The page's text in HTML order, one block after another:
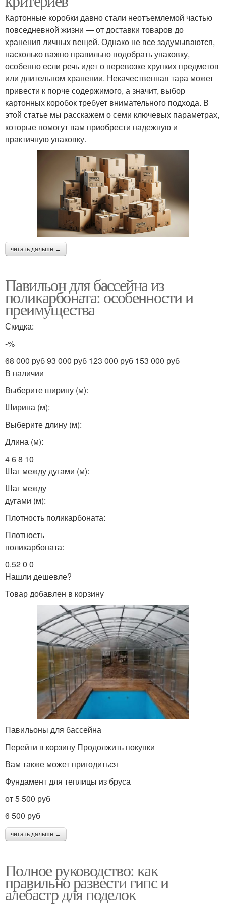
Картонные коробки давно стали неотъемлемой частью
повседневной жизни — от доставки товаров до
хранения личных вещей. Однако не все задумываются,
насколько важно правильно подобрать упаковку,
особенно если речь идет о перевозке хрупких предметов
или длительном хранении. Некачественная тара может
привести к порче содержимого, а значит, выбор
картонных коробок требует внимательного подхода. В
этой статье мы расскажем о семи ключевых параметрах,
которые помогут вам приобрести надежную и
практичную упаковку.
читать дальше →
Павильон для бассейна из
поликарбоната: особенности и
преимущества
Скидка:
-%
68 000 руб 93 000 руб 123 000 руб 153 000 руб
В наличии
Выберите ширину (м):
Ширина (м):
Выберите длину (м):
Длина (м):
4 6 8 10
Шаг между дугами (м):
Шаг между
дугами (м):
Плотность поликарбоната:
Плотность
поликарбоната:
0.52 0 0
Нашли дешевле?
Товар добавлен в корзину
Павильоны для бассейна
Перейти в корзину Продолжить покупки
Вам также может пригодиться
Фундамент для теплицы из бруса
от 5 500 руб
6 500 руб
читать дальше →
Полное руководство: как
правильно развести гипс и
алебастр для поделок